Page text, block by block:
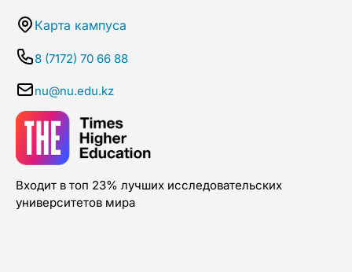
Карта кампуса
8 (7172) 70 66 88
nu@nu.edu.kz
Входит в топ 23% лучших исследовательских
университетов мира